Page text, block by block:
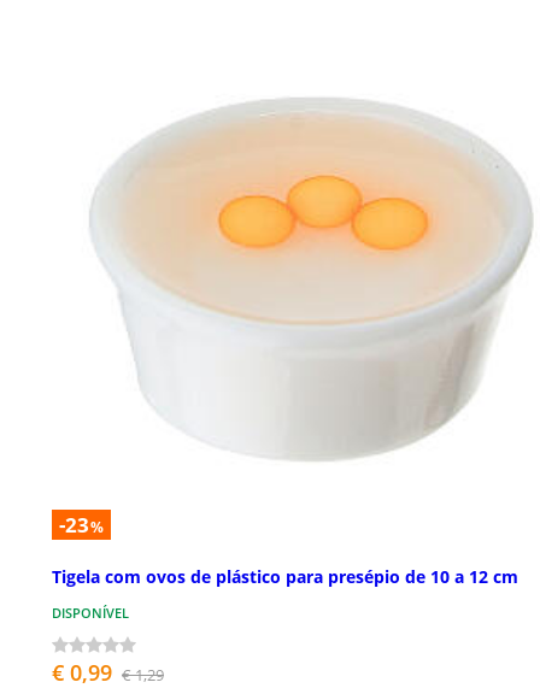
-23%
Tigela com ovos de plástico para presépio de 10 a 12 cm
DISPONÍVEL
€ 0,99 € 1,29